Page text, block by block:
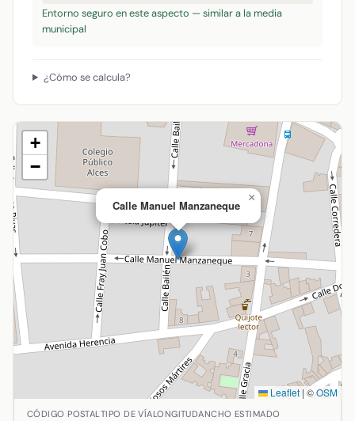
Entorno seguro en este aspecto — similar a la media
municipal
¿Cómo se calcula?
Calle Manuel Manzaneque
×
+
−
Leaflet | ©OSM
Ubicación de Calle Manuel Manzaneque en Alcázar de
CÓDIGO POSTALTIPO DE VÍALONGITUDANCHO ESTIMADO